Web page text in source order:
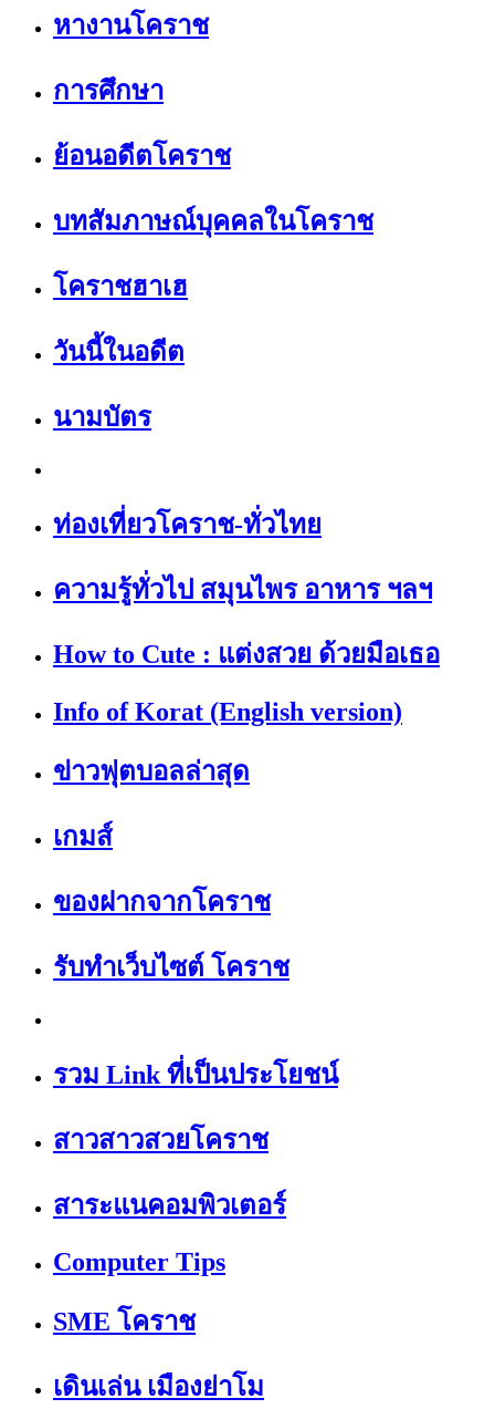
หางานโคราช
การศึกษา
ย้อนอดีตโคราช
บทสัมภาษณ์บุคคลในโคราช
โคราชฮาเฮ
วันนี้ในอดีต
นามบัตร
ท่องเที่ยวโคราช-ทั่วไทย
ความรู้ทั่วไป สมุนไพร อาหาร ฯลฯ
How to Cute : แต่งสวย ด้วยมือเธอ
Info of Korat (English version)
ข่าวฟุตบอลล่าสุด
เกมส์
ของฝากจากโคราช
รับทำเว็บไซต์ โคราช
รวม Link ที่เป็นประโยชน์
สาวสาวสวยโคราช
สาระแนคอมพิวเตอร์
Computer Tips
SME โคราช
เดินเล่น เมืองย่าโม